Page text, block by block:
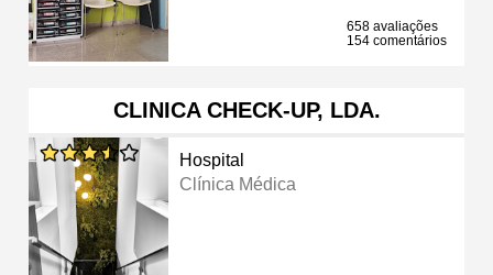
658 avaliações
154 comentários
CLINICA CHECK-UP, LDA.
Hospital
Clínica Médica